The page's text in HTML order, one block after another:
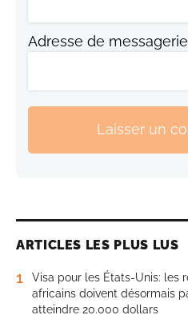
Adresse de messagerie
Laisser un
ARTICLES LES PLUS LUS
1
Visa pour les États-Unis: les
africains doivent désormais
atteindre 20.000 dollars